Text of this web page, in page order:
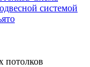
системой
потолков